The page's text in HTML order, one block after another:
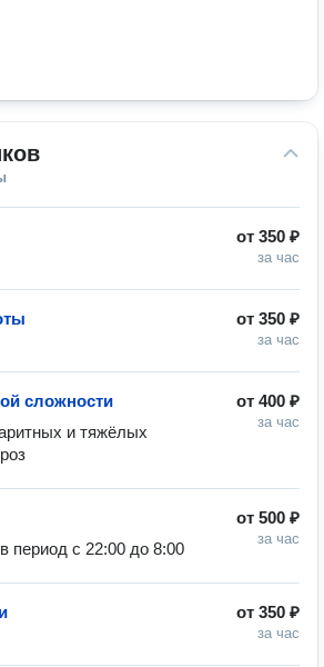
от 350 ₽
за час
от 350 ₽
за час
от 400 ₽
за час
сложности
и тяжёлых
от 500 ₽
за час
период с 22:00 до 8:00
от 350 ₽
за час